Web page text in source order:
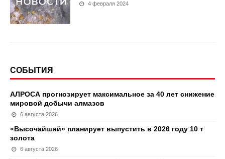
4 февраля 2024
СОБЫТИЯ
АЛРОСА прогнозирует максимальное за 40 лет снижение
мировой добычи алмазов
6 августа 2026
«Высочайший» планирует выпустить в 2026 году 10 т
золота
6 августа 2026